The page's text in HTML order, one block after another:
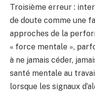
Troisième erreur :
de doute comme une
approches de la
« force mentale »,
à ne jamais céder,
santé mentale au
lorsque les signaux